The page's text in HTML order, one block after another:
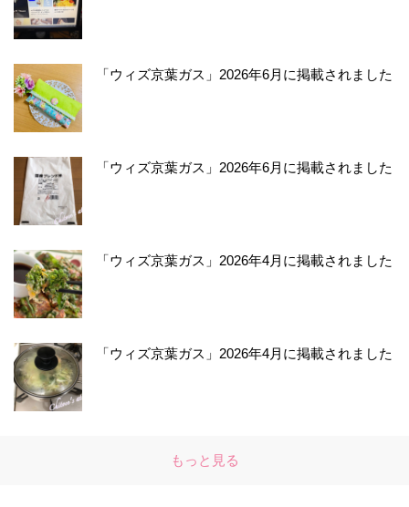
「ウィズ京葉ガス」2026年6月に掲載されました
「ウィズ京葉ガス」2026年6月に掲載されました
「ウィズ京葉ガス」2026年4月に掲載されました
「ウィズ京葉ガス」2026年4月に掲載されました
もっと見る